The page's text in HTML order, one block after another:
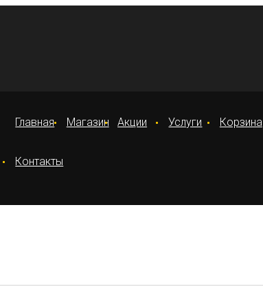
Главная Магазин Акции Услуги Корзина
Контакты